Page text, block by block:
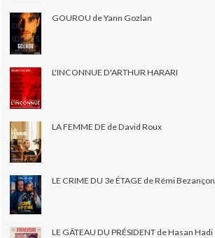
GOUROU de Yann Gozlan
L'INCONNUE D'ARTHUR HARARI
LA FEMME DE de David Roux
LE CRIME DU 3e ÉTAGE de Rémi Bezançon
LE GÂTEAU DU PRÉSIDENT de Hasan Hadi